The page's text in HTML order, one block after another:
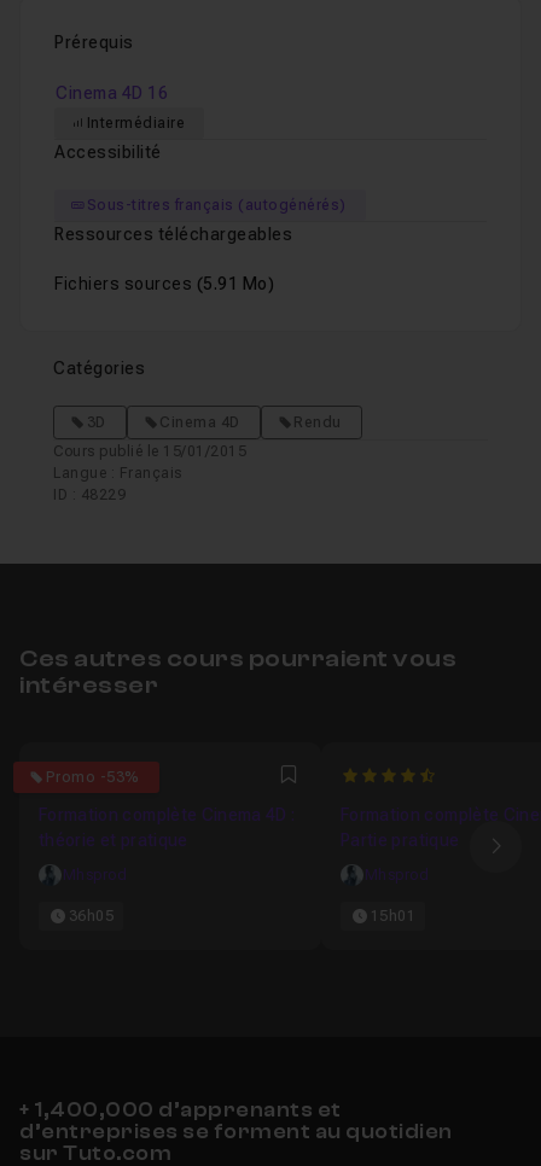
Prérequis
Cinema 4D 16
Intermédiaire
Accessibilité
Sous-titres français (autogénérés)
Ressources téléchargeables
Fichiers sources (5.91 Mo)
Catégories
3D Cinema 4D
Rendu
Cours publié le 15/01/2015
Langue : Français
ID : 48229
Ces autres cours pourraient vous
intéresser
Promo -53%
4.6 Favori
Formation complète Cinema 4D :
théorie et pratique
Mhsprod
36h05
4.5555555555556
Formation complète
Partie pratique
Mhsprod
15h01
+ 1,400,000 d’apprenants et
d’entreprises se forment au quotidien
sur Tuto.com